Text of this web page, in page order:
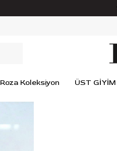
Roza Koleksiyon ÜST GİYİM